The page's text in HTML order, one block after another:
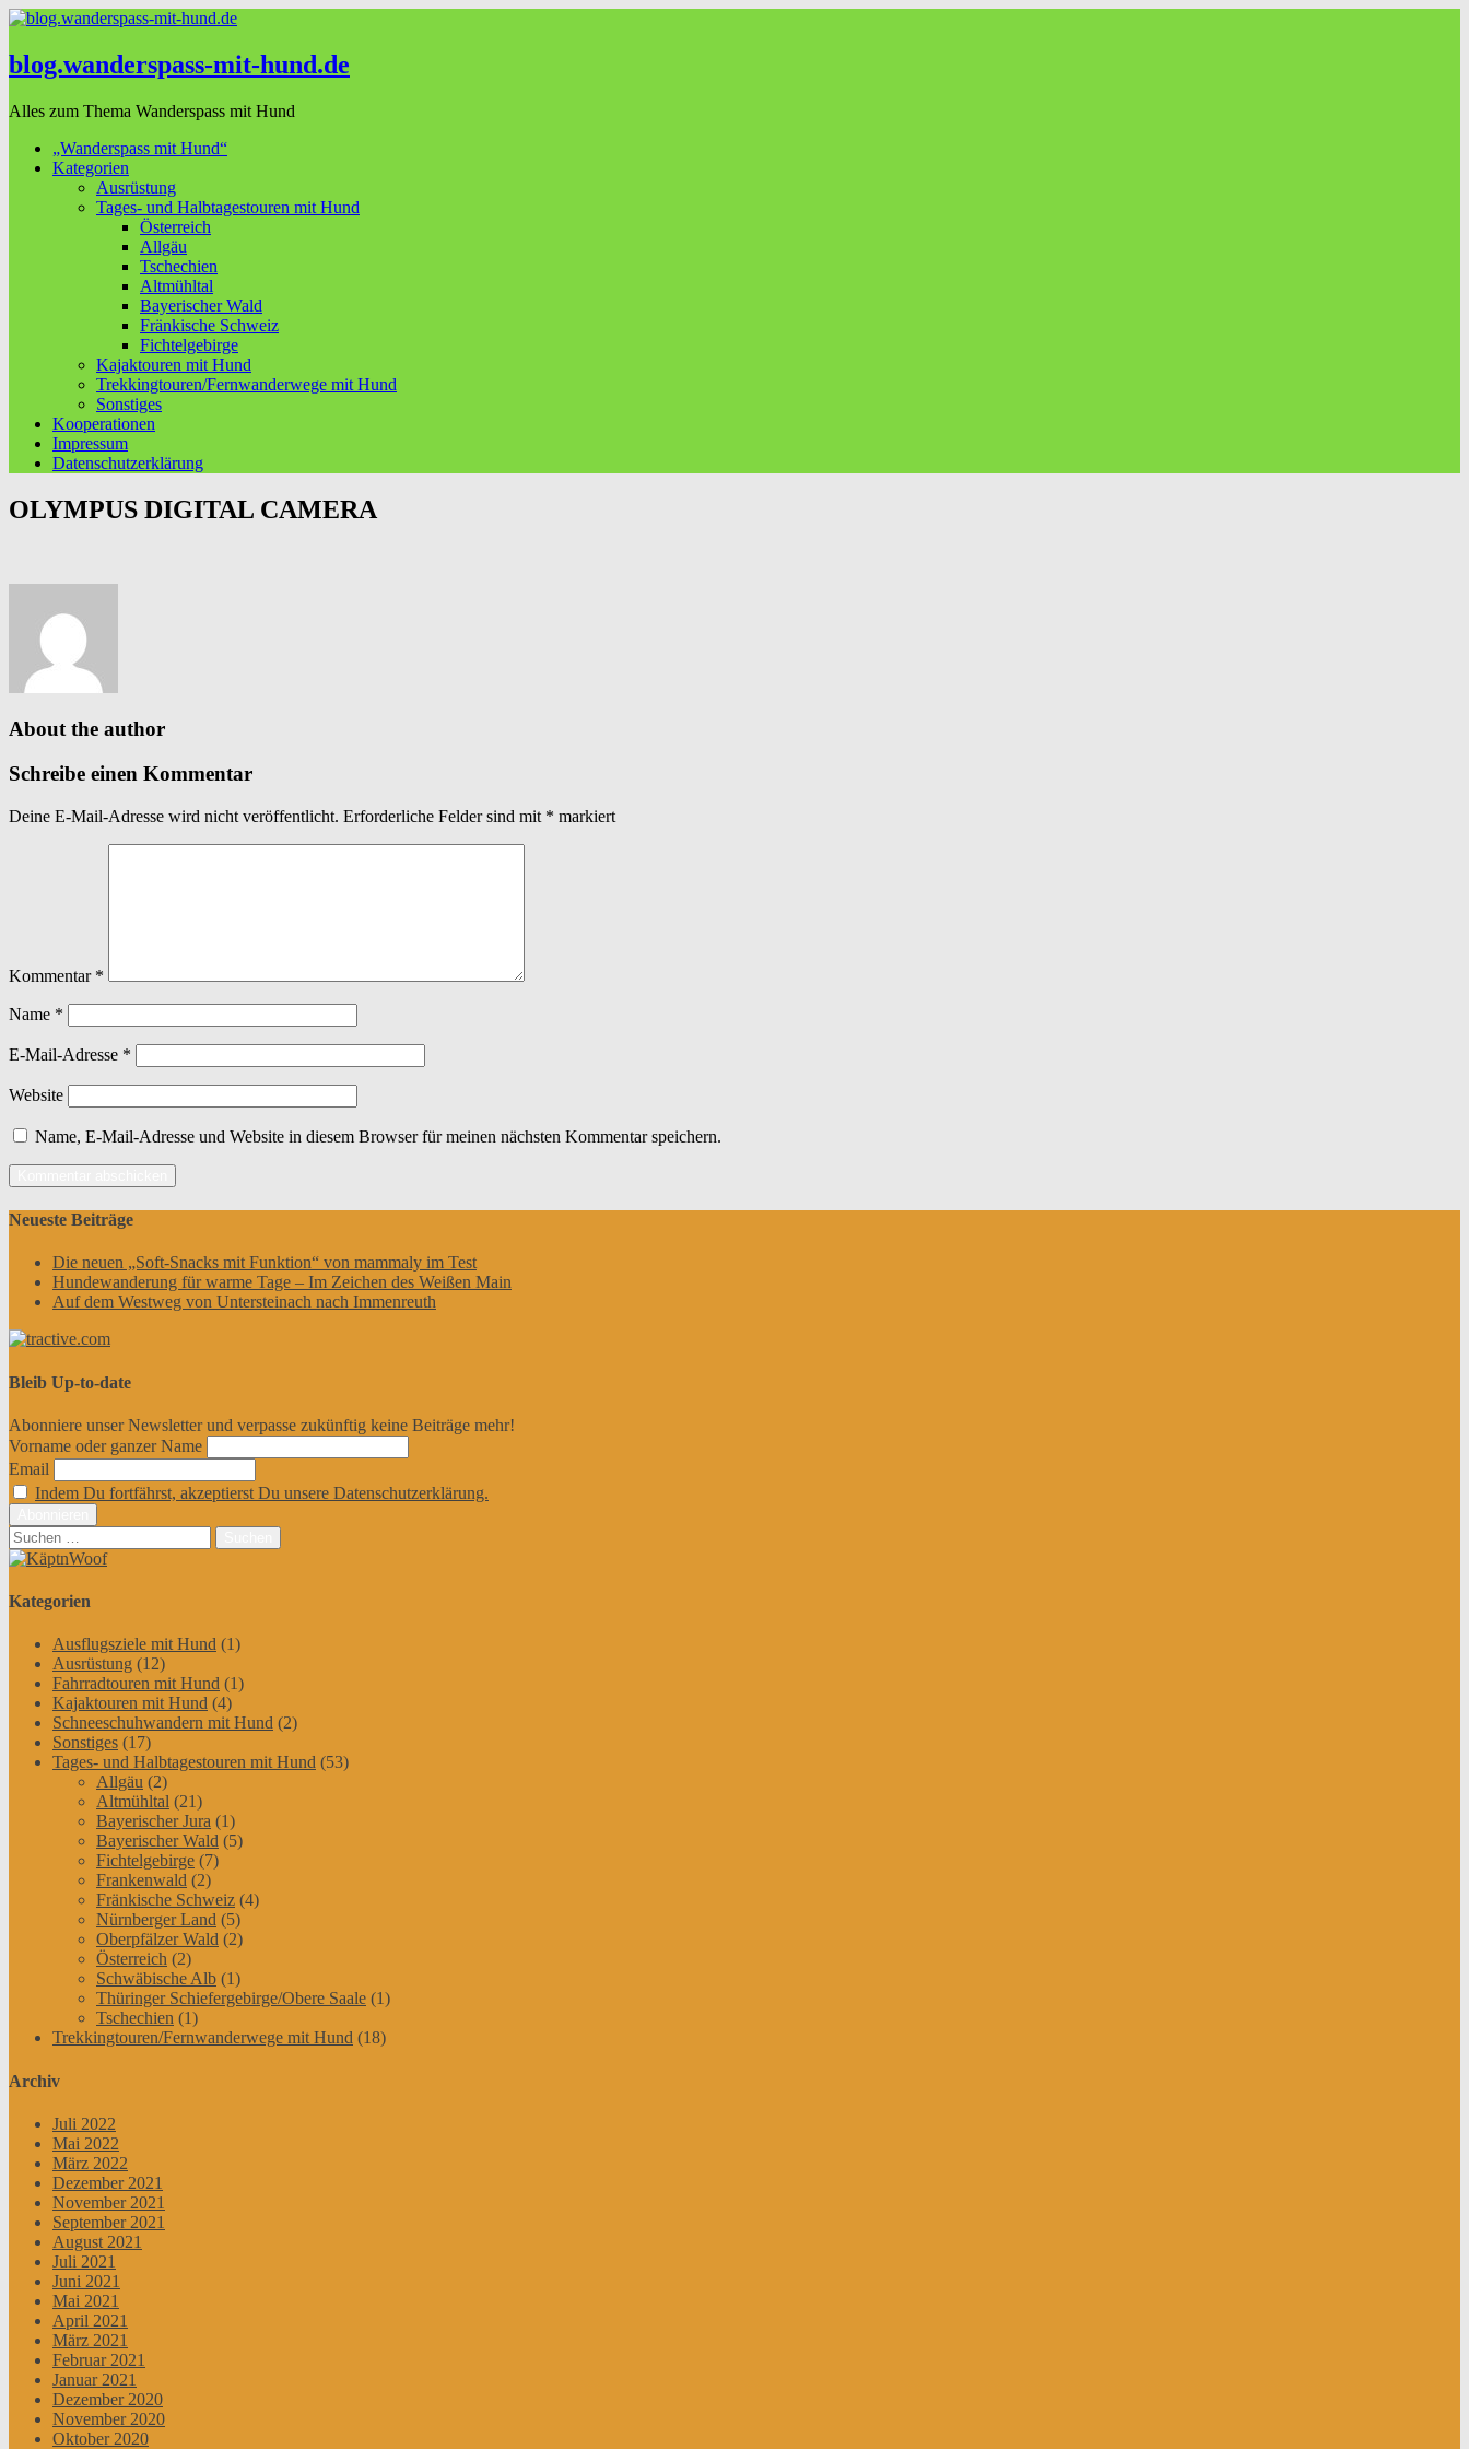
blog.wanderspass-mit-hund.de
Alles zum Thema Wanderspass mit Hund
„Wanderspass mit Hund“
Kategorien
Ausrüstung
Tages- und Halbtagestouren mit Hund
Österreich
Allgäu
Tschechien
Altmühltal
Bayerischer Wald
Fränkische Schweiz
Fichtelgebirge
Kajaktouren mit Hund
Trekkingtouren/Fernwanderwege mit Hund
Sonstiges
Kooperationen
Impressum
Datenschutzerklärung
OLYMPUS DIGITAL CAMERA
About the author
Schreibe einen Kommentar
Deine E-Mail-Adresse wird nicht veröffentlicht. Erforderliche Felder sind mit * markiert
Kommentar *
Name *
E-Mail-Adresse *
Website
Name, E-Mail-Adresse und Website in diesem Browser für meinen nächsten Kommentar speichern.
Neueste Beiträge
Die neuen „Soft-Snacks mit Funktion“ von mammaly im Test
Hundewanderung für warme Tage – Im Zeichen des Weißen Main
Auf dem Westweg von Untersteinach nach Immenreuth
Bleib Up-to-date
Abonniere unser Newsletter und verpasse zukünftig keine Beiträge mehr!
Vorname oder ganzer Name
Email
Indem Du fortfährst, akzeptierst Du unsere Datenschutzerklärung.
Suchen
nach:
Kategorien
Ausflugsziele mit Hund (1)
Ausrüstung (12)
Fahrradtouren mit Hund (1)
Kajaktouren mit Hund (4)
Schneeschuhwandern mit Hund (2)
Sonstiges (17)
Tages- und Halbtagestouren mit Hund (53)
Allgäu (2)
Altmühltal (21)
Bayerischer Jura (1)
Bayerischer Wald (5)
Fichtelgebirge (7)
Frankenwald (2)
Fränkische Schweiz (4)
Nürnberger Land (5)
Oberpfälzer Wald (2)
Österreich (2)
Schwäbische Alb (1)
Thüringer Schiefergebirge/Obere Saale (1)
Tschechien (1)
Trekkingtouren/Fernwanderwege mit Hund (18)
Archiv
Juli 2022
Mai 2022
März 2022
Dezember 2021
November 2021
September 2021
August 2021
Juli 2021
Juni 2021
Mai 2021
April 2021
März 2021
Februar 2021
Januar 2021
Dezember 2020
November 2020
Oktober 2020